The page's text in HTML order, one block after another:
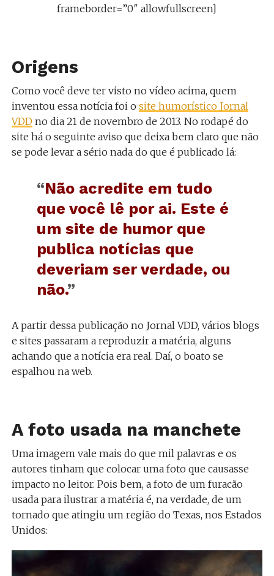
frameborder=”0″ allowfullscreen]
Origens
Como você deve ter visto no vídeo acima, quem
inventou essa notícia foi o site humorístico Jornal
VDDno dia 21 de novembro de 2013. No rodapé do
site há o seguinte aviso que deixa bem claro que não
se pode levar a sério nada do que é publicado lá:
“Não acredite em tudo
que você lê por ai. Este é
um site de humor que
publica notícias que
deveriam ser verdade, ou
não.”
A partir dessa publicação no Jornal VDD, vários blogs
e sites passaram a reproduzir a matéria, alguns
achando que a notícia era real. Daí, o boato se
espalhou na web.
A foto usada na manchete
Uma imagem vale mais do que mil palavras e os
autores tinham que colocar uma foto que causasse
impacto no leitor. Pois bem, a foto de um furacão
usada para ilustrar a matéria é, na verdade, de um
tornado que atingiu um região do Texas, nos Estados
Unidos: